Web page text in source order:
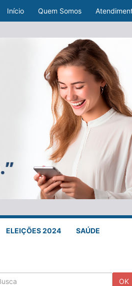
Início Quem Somos
ELEIÇÕES 2024 SAÚDE
OK